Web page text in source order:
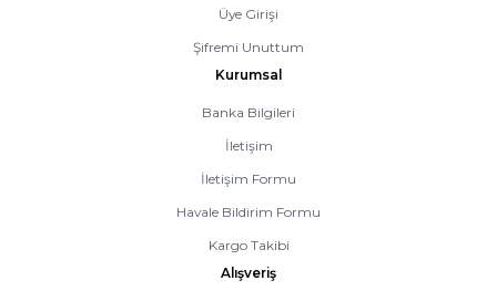
Üye Girişi
Şifremi Unuttum
Kurumsal
Banka Bilgileri
İletişim
İletişim Formu
Havale Bildirim Formu
Kargo Takibi
Alışveriş